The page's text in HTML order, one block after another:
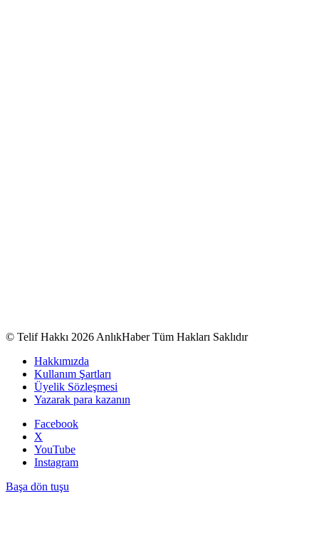
© Telif Hakkı 2026 AnlıkHaber Tüm Hakları Saklıdır
Hakkımızda
Kullanım Şartları
Üyelik Sözleşmesi
Yazarak para kazanın
Facebook
X
YouTube
Instagram
Başa dön tuşu